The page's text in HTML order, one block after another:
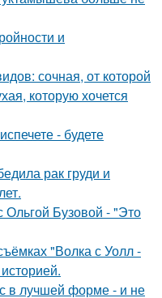
и
сочная, от которой
которую хочется
- будете
рак груди и
Бузовой - "Это
"Волка с Уолл -
в лучшей форме - и не